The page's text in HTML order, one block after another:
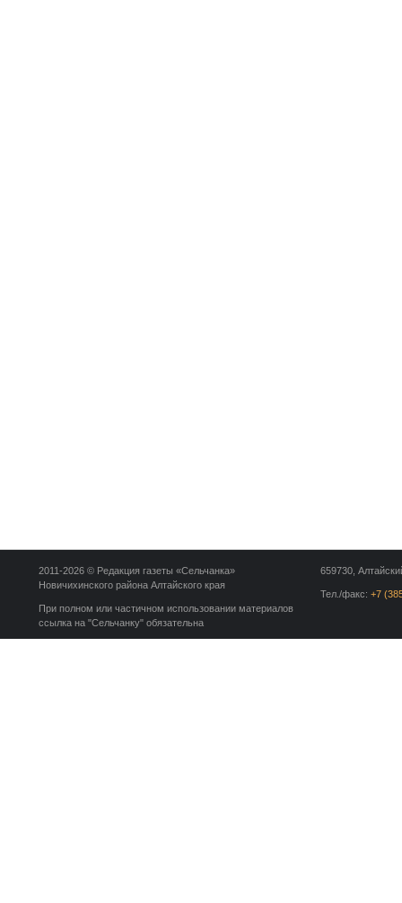
659730,
Тел./факс: +7
2011-2026 © Редакция газеты «Сельчанка»
Новичихинского района Алтайского края
При полном или частичном использовании материалов
ссылка на "Сельчанку" обязательна